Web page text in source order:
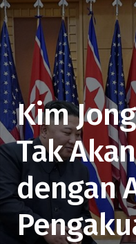
Kim
Tak
dengan